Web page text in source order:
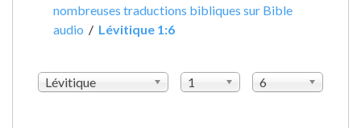
nombreuses traductions bibliques sur Bible
audio / Lévitique 1:6
Lévitique 1 6